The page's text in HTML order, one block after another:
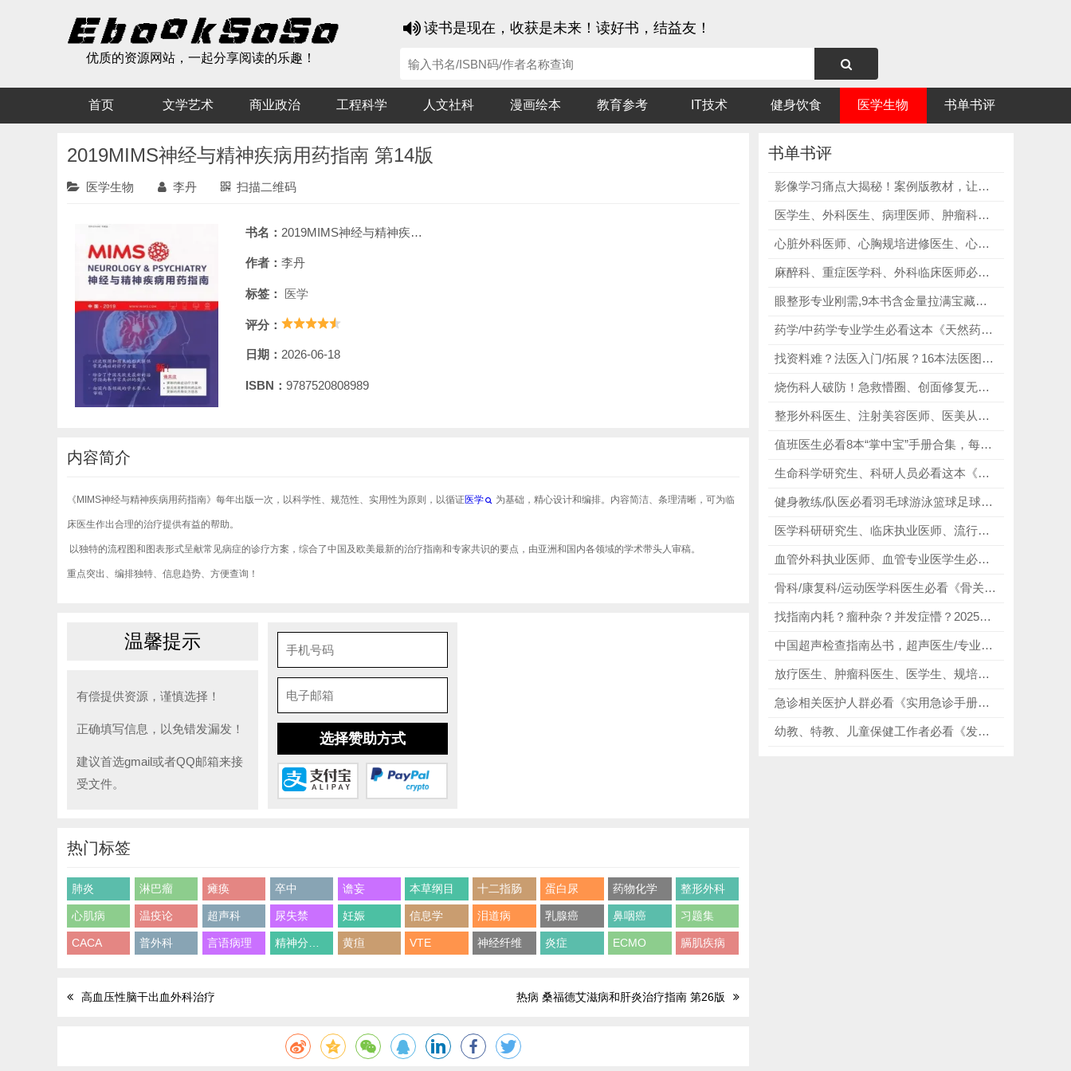
优质的资源网站，一起分享阅读的乐趣！
读书是现在，收获是未来！读好书，结益友！
首页 文学艺术 商业政治 工程科学 人文社科 漫画绘本 教育参考 IT技术 健身饮食 医学生物 书单书评
2019MIMS神经与精神疾病用药指南 第14版
医学生物 李丹 扫描二维码
书名： 2019MIMS神经与精神疾病用药指南 第14版
作者： 李丹
标签： 医学
评分：
日期： 2026-06-18
ISBN： 9787520808989
内容简介
《MIMS神经与精神疾病用药指南》每年出版一次，以科学性、规范性、实用性为原则，以循证医学 为基础，精心设计和编排。内容简洁、条理清晰，可为临
床医生作出合理的治疗提供有益的帮助。
以独特的流程图和图表形式呈献常见病症的诊疗方案，综合了中国及欧美最新的治疗指南和专家共识的要点，由亚洲和国内各领域的学术带头人审稿。
重点突出、编排独特、信息趋势、方便查询！
温馨提示
有偿提供资源，谨慎选择！
正确填写信息，以免错发漏发！
建议首选gmail或者QQ邮箱来接
受文件。
选择赞助方式
热门标签
肺炎 淋巴瘤 瘫痪 卒中 谵妄 本草纲目 十二指肠 蛋白尿 药物化学 整形外科
心肌病 温疫论 超声科 尿失禁 妊娠 信息学 泪道病 乳腺癌 鼻咽癌 习题集
CACA 普外科 言语病理 精神分裂症 黄疸 VTE 神经纤维 炎症 ECMO 膈肌疾病
高血压性脑干出血外科治疗 热病 桑福德艾滋病和肝炎治疗指南 第26版
书单书评
影像学习痛点大揭秘！案例版教材，让你轻松提分不内耗！
医学生、外科医生、病理医师、肿瘤科医生、病理科研人员及相关人员必看《外科病理手册》第4版，全方位讲解外科病理相关知识！
心脏外科医师、心胸规培进修医生、心胸医学生、外科科研人员必看《Khonsari心脏外科手术第5版》，全彩高清插图，可视化手术！
麻醉科、重症医学科、外科临床医师必看《斯托尔廷麻醉与共存疾病》第8版，优化麻醉方案，平稳管控术中体征！
眼整形专业刚需,9本书含金量拉满宝藏教材合集，不管是基础夯实还是修复进阶，都能精准覆盖！
药学/中药学专业学生必看这本《天然药物化学学习指导与习题集》第5版，每道习题都有详细解析，手把手教你解题思路，查漏补缺、提升应试能力！
找资料难？法医入门/拓展？16本法医图鉴合集，精准破解法医入门无系统资料、案例稀缺、图谱模糊、资料零散核心痛点！
烧伤科人破防！急救懵圈、创面修复无思路？这本巨著直接兜底不踩坑！
整形外科医生、注射美容医师、医美从业者必看《面部美容整形精细解剖》，326幅高清插图，全面覆盖面部血管、神经、肌肉等精细解剖结构！
值班医生必看8本“掌中宝”手册合集，每一本都精准戳中值班需求，从操作规范到急症处理，讲解细致、实用性拉满！
生命科学研究生、科研人员必看这本《分子克隆实验指南》原书第四版，CRISPR基因编辑、RNA干扰技术、新一代测序、生物信息学分析等热门技术一网打尽！
健身教练/队医必看羽毛球游泳篮球足球跑步运动损伤的预防与康复训练套装5册，精准分析各运动的专属损伤痛点，提供针对性的预防与康复方案！
医学科研研究生、临床执业医师、流行病学研究员必看《孟德尔随机化权威指南｜第2版 全新升级改版》，挖掘致病危险因素，验证临床药物靶点！
血管外科执业医师、血管专业医学生必看《Vascular and Endovascular Surgery》，以综述贯通全科，以题库赋能应试！
骨科/康复科/运动医学科医生必看《骨关节功能解剖学（原书第7版）》全三卷，采用超清彩图呈现，手绘插图、结构细节清晰可辨！
找指南内耗？瘤种杂？并发症懵？2025版CSCO诊疗指南合集，精准破解指南难找、方案滞后、并发症处理无规范、科研备考无依据痛点
中国超声检查指南丛书，超声医生/专业学生都能用，全场景适配，全领域覆盖，不管是临床实操还是专业提升，都能精准匹配！
放疗医生、肿瘤科医生、医学生、规培生必看《肿瘤放射治疗学》第五版，掌握质子治疗、术中放疗技术！
急诊相关医护人群必看《实用急诊手册》，症状诊断到抢救全覆盖，日常应急查阅、技能巩固，适配临床各类急诊场景！
幼教、特教、儿童保健工作者必看《发育与行为儿科学（第二版）》，覆盖0-18岁各年龄期发育特点、常见行为问题及发育障碍！